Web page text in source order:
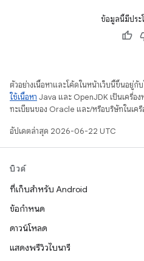
ข้อมูลนี้มีประ
ตัวอย่างเนื้อหาและโค้ดในหน้าเว็บนี้ขึ้นอยู่กั
ใช้เนื้อหา Java และ OpenJDK เป็นเครื่อง
ทะเบียนของ Oracle และ/หรือบริษัทในเครื
อัปเดตล่าสุด 2026-06-22 UTC
บิวด์
ที่เก็บสำหรับ Android
ข้อกำหนด
ดาวน์โหลด
แสดงพรีวิวไบนารี